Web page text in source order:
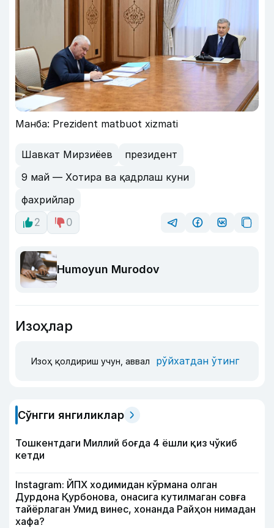
Манба: Prezident matbuot xizmati
Шавкат Мирзиёев
президент
9 май — Хотира ва қадрлаш куни
фахрийлар
2
0
Humoyun Murodov
Изоҳлар
Изоҳ қолдириш учун, аввал рўйхатдан ўтинг
Сўнгги янгиликлар
Тошкентдаги Миллий боғда 4 ёшли қиз чўкиб
кетди
Instagram: ЙПХ ходимидан кўрмана олган
Дурдона Қурбонова, онасига кутилмаган совға
тайёрлаган Умид винес, хонанда Райҳон нимадан
хафа?